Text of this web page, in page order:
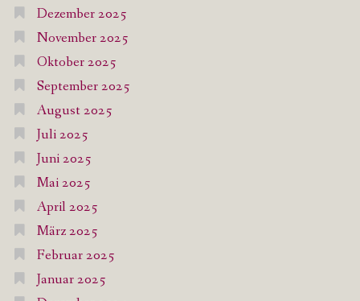
Dezember 2025
November 2025
Oktober 2025
September 2025
August 2025
Juli 2025
Juni 2025
Mai 2025
April 2025
März 2025
Februar 2025
Januar 2025